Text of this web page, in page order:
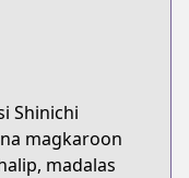
Shinichi
magkaroon
madalas